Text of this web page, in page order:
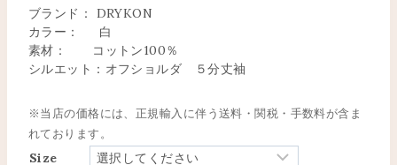
格
は
¥30,800
で
た。
は
¥27,720
で
す。
ブランド： DRYKON
カラー： 白
素材： コットン100％
シルエット：オフショルダ ５分丈袖
※当店の価格には、正規輸入に伴う送料・関税・手数料が含ま
れております。
Size